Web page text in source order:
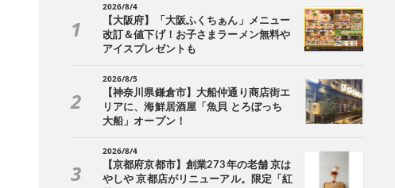
2026/8/4
【大阪府】「大阪ふくちぁん」メニュー
改訂＆値下げ！お子さまラーメン無料や
アイスプレゼントも
2026/8/5
【神奈川県鎌倉市】大船仲通り商店街エ
リアに、海鮮居酒屋「魚貝 とろぼっち
大船」オープン！
2026/8/4
【京都府京都市】創業273年の老舗 京は
やしや 京都店がリニューアル。限定「紅